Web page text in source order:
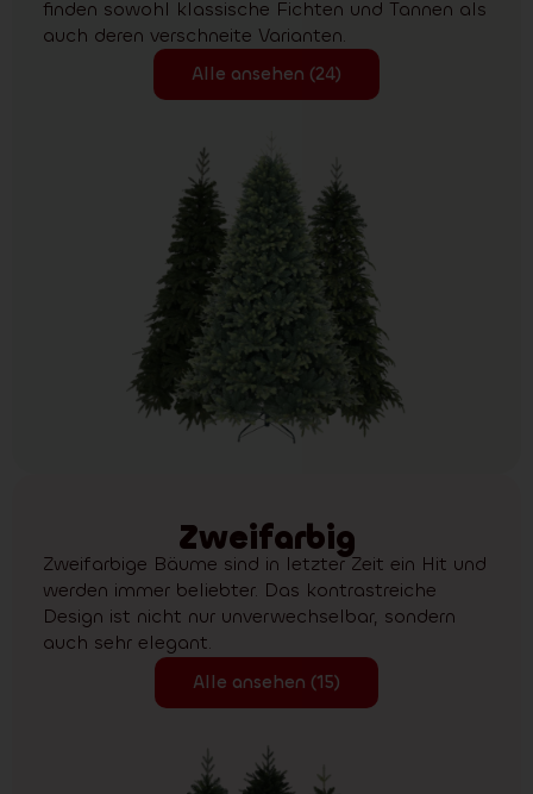
finden sowohl klassische Fichten und Tannen als
auch deren verschneite Varianten.
Alle ansehen (24)
Zweifarbig
Zweifarbige Bäume sind in letzter Zeit ein Hit und
werden immer beliebter. Das kontrastreiche
Design ist nicht nur unverwechselbar, sondern
auch sehr elegant.
Alle ansehen (15)